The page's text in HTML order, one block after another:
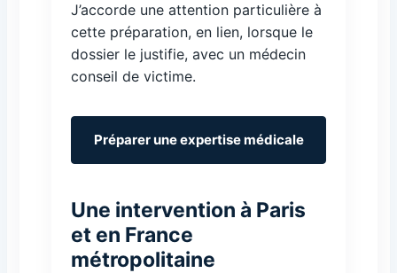
J’accorde une attention particulière à
cette préparation, en lien, lorsque le
dossier le justifie, avec un médecin
conseil de victime.
Préparer une expertise médicale
Une intervention à Paris
et en France
métropolitaine